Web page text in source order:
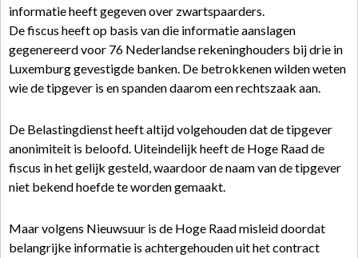
informatie heeft gegeven over zwartspaarders.
De fiscus heeft op basis van die informatie aanslagen
gegenereerd voor 76 Nederlandse rekeninghouders bij drie in
Luxemburg gevestigde banken. De betrokkenen wilden weten
wie de tipgever is en spanden daarom een rechtszaak aan.
De Belastingdienst heeft altijd volgehouden dat de tipgever
anonimiteit is beloofd. Uiteindelijk heeft de Hoge Raad de
fiscus in het gelijk gesteld, waardoor de naam van de tipgever
niet bekend hoefde te worden gemaakt.
Maar volgens Nieuwsuur is de Hoge Raad misleid doordat
belangrijke informatie is achtergehouden uit het contract